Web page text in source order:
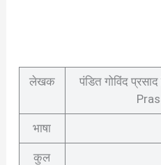
लेखक
पंडित गोविंद
भाषा
कुल